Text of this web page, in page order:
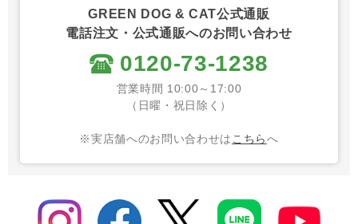
GREEN DOG & CAT公式通販
電話注文・公式通販へのお問い合わせ
0120-73-1238
営業時間 10:00～17:00
（日曜・祝日除く）
※実店舗へのお問い合わせは こちらへ